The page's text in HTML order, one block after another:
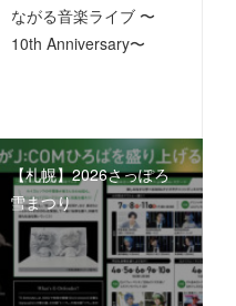
ながる音楽ライブ 〜
10th Anniversary〜
【札幌】2026さっぽろ
雪まつり